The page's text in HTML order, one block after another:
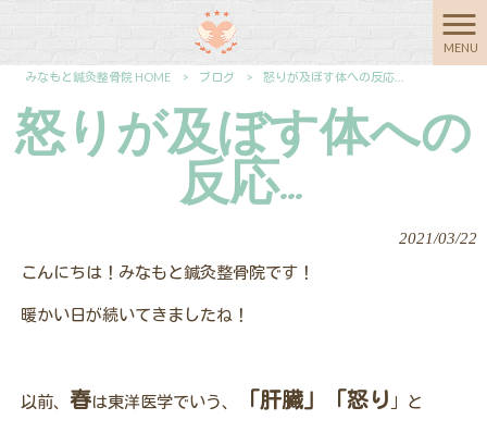
MENU
みなもと鍼灸整骨院 HOME > ブログ > 怒りが及ぼす体への反応…
怒りが及ぼす体への
反応…
2021/03/22
こんにちは！みなもと鍼灸整骨院です！
暖かい日が続いてきましたね！
以前、 春は東洋医学でいう、 「肝臓」「怒り 」と